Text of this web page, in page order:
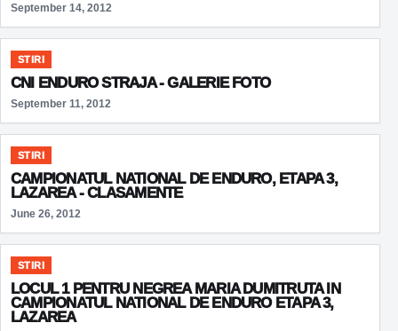
September 14, 2012
STIRI
CNI ENDURO STRAJA - GALERIE FOTO
September 11, 2012
STIRI
CAMPIONATUL NATIONAL DE ENDURO, ETAPA 3,
LAZAREA - CLASAMENTE
June 26, 2012
STIRI
LOCUL 1 PENTRU NEGREA MARIA DUMITRUTA IN
CAMPIONATUL NATIONAL DE ENDURO ETAPA 3,
LAZAREA